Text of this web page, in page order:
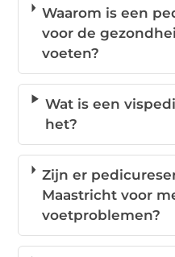
Waarom is een
voor de
voeten?
Wat is een
het?
Zijn er
Maastricht voor
voetproblemen?